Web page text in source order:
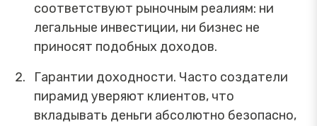
соответствуют рыночным реалиям: ни
легальные инвестиции, ни бизнес не
приносят подобных доходов.
Гарантии доходности. Часто создатели
пирамид уверяют клиентов, что
вкладывать деньги абсолютно безопасно,